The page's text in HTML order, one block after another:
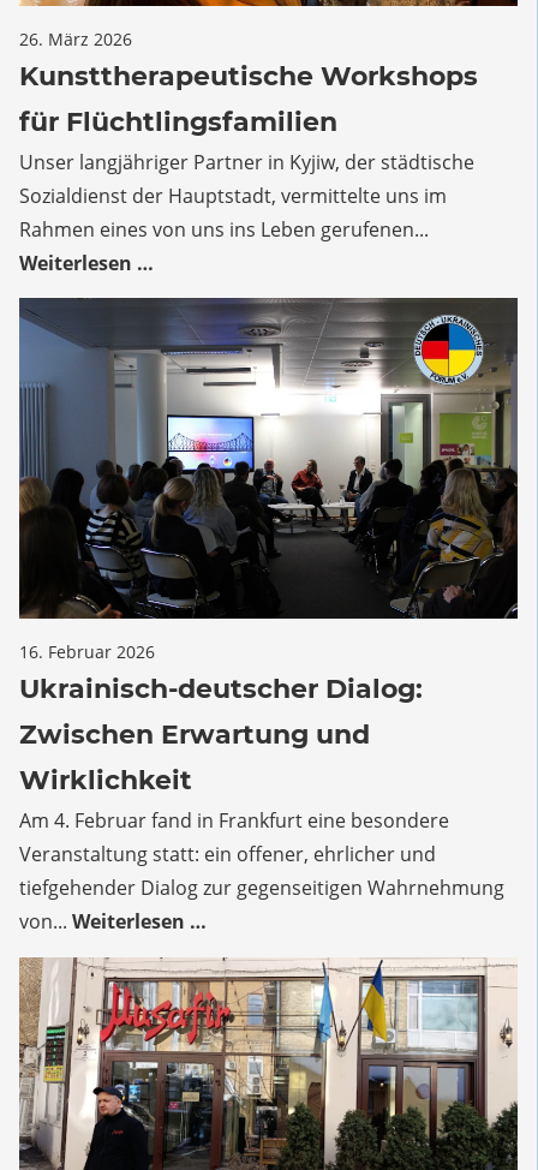
26. März 2026
Kunsttherapeutische
für
Flüchtlingsfamilien
Kunsttherapeutische Workshops
für Flüchtlingsfamilien
Unser langjähriger Partner in Kyjiw, der städtische
Sozialdienst der Hauptstadt, vermittelte uns im
Rahmen eines von uns ins Leben gerufenen...
Weiterlesen …
16. Februar 2026
Ukrainisch-
deutscher
Dialog:
und
Wirklichkeit
Ukrainisch-deutscher Dialog:
Zwischen Erwartung und
Wirklichkeit
Am 4. Februar fand in Frankfurt eine besondere
Veranstaltung statt: ein offener, ehrlicher und
tiefgehender Dialog zur gegenseitigen Wahrnehmung
von... Weiterlesen …